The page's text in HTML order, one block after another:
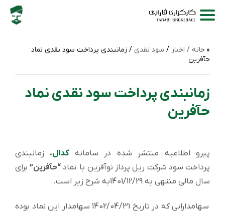
خانه / اخبار / سود نقدی / زمانبندی پرداخت سود نقدی نماد
حآفرین
زمانبندی پرداخت سود نقدی نماد
حآفرین
پیرو اطلاعیه منتشر شده در سامانه کدال، زمانبندی
پرداخت سود شركت ریل پرداز نوآفرین با نماد “حآفرین”برای
سال مالی منتهی به 1401/12/29به شرح زیر است.
سهامدارانی که در تاریخ 1402/04/31 سهامدار این نماد بوده